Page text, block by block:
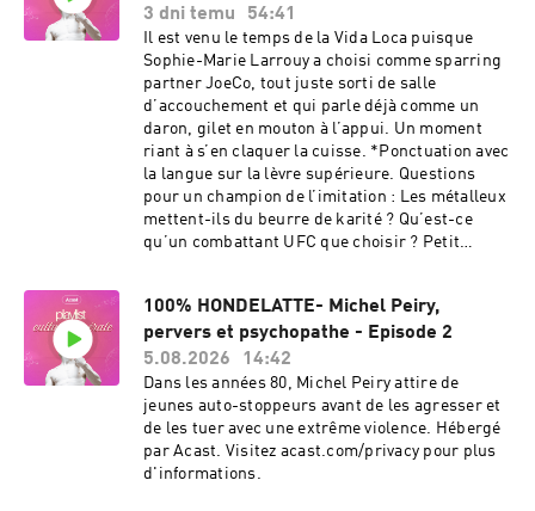
! Il a été le coordinateur gestionnaire de cette
inscription au Patrimoine Mondial, et il est
depuis chargé de mission au sein de
l’Association Beffrois du Patrimoine mondial.
C’est donc l’homme de la situation pour nous
éclairer sur tout ça ! Bonne écoute !➤ Pour aller
plus loin, découvrez :➜ La page de l’UNESCO
dédiée aux beffrois :
https://whc.unesco.org/fr/list/943/) ➜ Le livre
“Les Beffrois du nord de la France” écrit par
Cédric : https://www.amazon.fr/Beffrois-du-
https://beffrois.com/🎧 Mixage : Studio Pluriel :
https://www.studiopluriel.fr/➤➤➤ Pour en
savoir plus :- Le site de l'’Association des biens
français au Patrimoine Mondial :
https://www.assofrance-
patrimoinemondial.org/ - Le site des Beffrois du
Patrimoine Mondial : https://beffrois.com/-
"Des beffrois et des hommes: Nord - Pas-de-
3 dni temu
54:41
Il est venu le temps de la Vida Loca puisque
Sophie-Marie Larrouy a choisi comme sparring
partner JoeCo, tout juste sorti de salle
d’accouchement et qui parle déjà comme un
daron, gilet en mouton à l’appui. Un moment
riant à s’en claquer la cuisse. *Ponctuation avec
la langue sur la lèvre supérieure. Questions
pour un champion de l’imitation : Les métalleux
mettent-ils du beurre de karité ? Qu’est-ce
qu’un combattant UFC que choisir ? Petit
chorégraphie de Christine and the Queens ?
Pour un date, plutôt bouquet de fleurs ou
bouquet de viande ? Et ce biopic de Caius
Pupus, il est pour quand ? Le titre d’or : « Je lui
ai pleuré dans la bouche »Le point poésie : « En
chapeau melon j’ai envie de résoudre des
enquêtes »Le sens à deviner : « J’ai mis de côté
un Kub Or pour les grands soirs »La vérité
100% HONDELATTE- Michel Peiry,
pervers et psychopathe - Episode 2
5.08.2026
14:42
Dans les années 80, Michel Peiry attire de
jeunes auto-stoppeurs avant de les agresser et
de les tuer avec une extrême violence. Hébergé
par Acast. Visitez acast.com/privacy pour plus
d'informations.